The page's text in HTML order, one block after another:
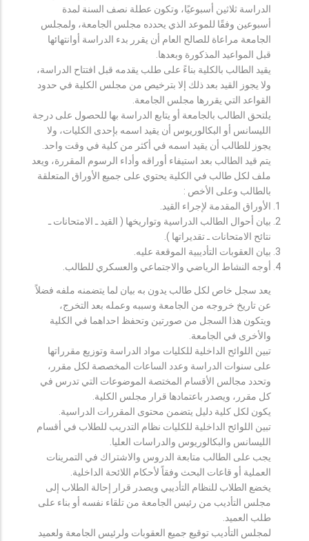
الدراسة ثلاثين أسبوعيًا، وتكون عطلة نصف السنة لمدة
أسبوعين وفقًا للموعد الذي يحدده مجلس الجامعة، ولمجلس
الجامعة مراعاة للصالح العام أن يقرر بدء الدراسة أوانتهائها
قبل المواعيد المذكورة وبعدها.
يقيد الطالب بالكلية بناءً على طلب يقدمه قبل افتتاح الدراسة،
ولا يجوز القيد بعد ذلك إلا بترخيص من مجلس الكلية في حدود
القواعد التي يقررها مجلس الجامعة.
يلتحق الطالب بالجامعة أو يتابع الدراسة بها للحصول على درجة
الليسانس أو البكالوريوس أن يقيد اسمه بإحدى الكليات، ولا
يجوز للطالب أن يقيد اسمه في أكثر من كلية في وقت واحد.
يتم قيد الطالب بعد استيفاء أوراقه وأداء الرسوم المقررة، ويعد
ملف لكل طالب في الكلية يحتوي على جميع الأوراق المتعلقة
بالطالب وعلى الأخص :
الأوراق المقدمة لإجراء القيد.
بيان أحوال الطالب الدراسية وتواريخها ( القيد ـ الامتحانات ـ
نتائح الامتحانات ـ تقديراتها ).
بيان العقوبات التأديبية الموقعة عليه.
أوجه النشاط الرياضي والاجتماعي والعسكري للطالب.
يعد سجل خاص لكل طالب يدون به بيان لما يتضمنه ملفه فضلاً
عن تاريخ خروجه من الجامعة وسببه وعمله بعد التخرج،
ويتكون هذا السجل من صورتين وتحفظ احداهما في الكلية
والأخرى في الجامعة.
تبين اللوائح الداخلية للكليات مواد الدراسة وتوزيع مقرراتها
على سنوات الدراسة وعدد الساعات المخصصة لكل مقرر،
وتحدد مجالس الأقسام المختصة الموضوعات التي تدرس في
كل مقرر، ويصدر باعتمادها قرار مجلس الكلية.
يكون لكل كلية دليل يتضمن محتوى المقررات الدراسية.
تبين اللوائح الداخلية للكليات نظام التدريب للطلاب في أقسام
الليسانس والبكالوريوس والدراسات العليا.
يجب على الطالب متابعة الدروس والاشتراك في التمرينات
العملية أو قاعات البحث وفقاً لأحكام اللائحة الداخلية.
يخضع الطلاب للنظام التأديبي ويصدر قرار إحالة الطلاب إلى
مجلس التأديب من رئيس الجامعة من تلقاء نفسه أو بناء على
طلب العميد.
لمجلس التأديب توقيع جميع العقوبات ولرئيس الجامعة ولعميد